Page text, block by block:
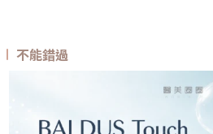
不能錯過